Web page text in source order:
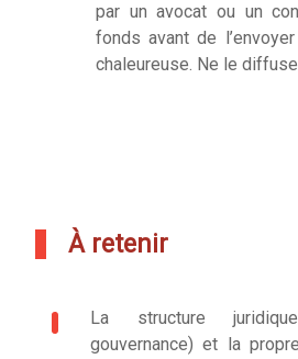
par un avocat ou un
fonds avant de
chaleureuse. Ne le
À retenir
La structure
gouvernance) et la